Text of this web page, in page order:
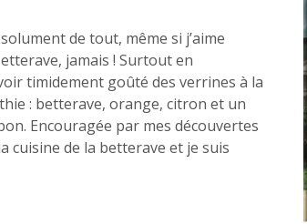
de tout, même si j’aime
jamais ! Surtout en
timidement goûté des verrines à la
: betterave, orange, citron et un
Encouragée par mes découvertes
cuisine de la betterave et je suis